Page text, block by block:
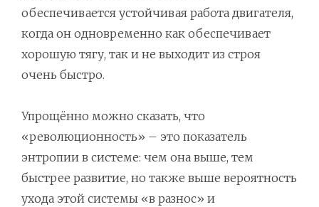
обеспечивается устойчивая работа двигателя,
когда он одновременно как обеспечивает
хорошую тягу, так и не выходит из строя
очень быстро.
Упрощённо можно сказать, что
«революционность» – это показатель
энтропии в системе: чем она выше, тем
быстрее развитие, но также выше вероятность
ухода этой системы «в разнос» и